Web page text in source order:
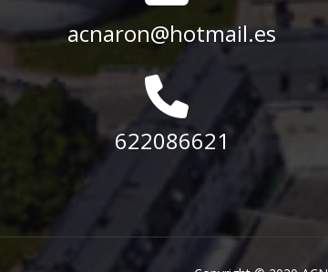
acnaron@hotmail.es
622086621